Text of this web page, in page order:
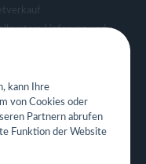
Lieferung und
App für Restaurant
kann Ihre
von Cookies oder
Partnern abrufen
Funktion der Website